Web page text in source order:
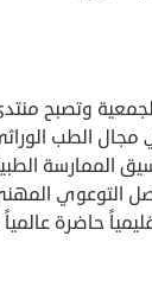
وتصبح
الطب الوراثي
الممارسة الطبية
التوعوي
حاضرة